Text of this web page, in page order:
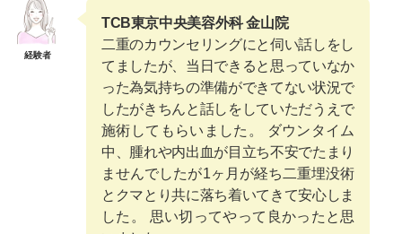
経験者
TCB東京中央美容外科 金山院
二重のカウンセリングにと伺い話しをし
てましたが、当日できると思っていなか
った為気持ちの準備ができてない状況で
したがきちんと話しをしていただうえで
施術してもらいました。 ダウンタイム
中、腫れや内出血が目立ち不安でたまり
ませんでしたが1ヶ月が経ち二重埋没術
とクマとり共に落ち着いてきて安心しま
した。 思い切ってやって良かったと思